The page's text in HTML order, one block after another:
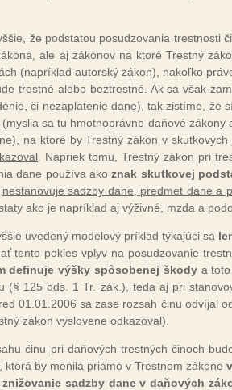
že pod­sta­tou po­su­dzo­va­nia tres­tnos­ti
ale aj zá­ko­nov na kto­ré Trest­ný
(nap­rík­lad autor­ský zá­kon), na­koľ­ko
tres­tné ale­bo bez­tres­tné. Ak sa však
či ne­zap­la­te­nie da­ne), tak zis­tí­me, že
(my­slia sa tu hmot­nop­ráv­ne da­ňo­vé
na kto­ré by Trest­ný zá­kon v
. Na­priek to­mu, Trest­ný zá­kon pri
da­ne pou­ží­va akoznak skut­ko­vej
nes­ta­no­vu­je sadz­by da­ne, pred­met da­ne a
ako je nap­rík­lad aj vý­živ­né, mzda a
uve­de­ný mo­de­lo­vý prík­lad tý­ka­jú­ci sa
ten­to pok­les vplyv na po­su­dzo­va­nie
de­fi­nu­je vý­šky spô­so­be­nej ško­dya to­to
(§ 125 ods. 1 Tr. zák.), te­da aj pri
01.01.2006 sa za­se roz­sah či­nu od­ví­jal
zá­kon vy­slo­ve­ne od­ka­zo­val).
či­nu pri da­ňo­vých tres­tných či­noch
, kto­rá by me­ni­la pria­mo v Tres­tnom zá­ko­ne
sadz­by da­ne v da­ňo­vých